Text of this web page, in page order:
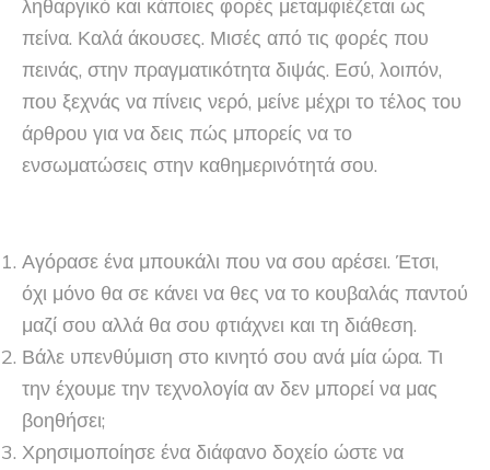
ληθαργικό και κάποιες φορές μεταμφιέζεται ως
πείνα. Καλά άκουσες. Μισές από τις φορές που
πεινάς, στην πραγματικότητα διψάς. Εσύ, λοιπόν,
που ξεχνάς να πίνεις νερό, μείνε μέχρι το τέλος του
άρθρου για να δεις πώς μπορείς να το
ενσωματώσεις στην καθημερινότητά σου.
Αγόρασε ένα μπουκάλι που να σου αρέσει. Έτσι,
όχι μόνο θα σε κάνει να θες να το κουβαλάς παντού
μαζί σου αλλά θα σου φτιάχνει και τη διάθεση.
Βάλε υπενθύμιση στο κινητό σου ανά μία ώρα. Τι
την έχουμε την τεχνολογία αν δεν μπορεί να μας
βοηθήσει;
Χρησιμοποίησε ένα διάφανο δοχείο ώστε να